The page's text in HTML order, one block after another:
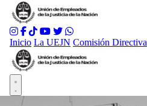
Inicio La UEJN Comisión Directiva
Abrir menú principal